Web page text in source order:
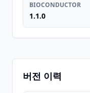
BIOCONDUCTOR
1.1.0
버전 이력